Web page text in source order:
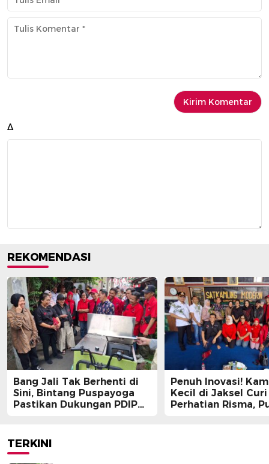
Δ
REKOMENDASI
Bang Jali Tak Berhenti di
Sini, Bintang Puspayoga
Pastikan Dukungan PDIP
Penuh Inovasi!
Kecil di Jaksel Curi
Perhatian Risma,
TERKINI